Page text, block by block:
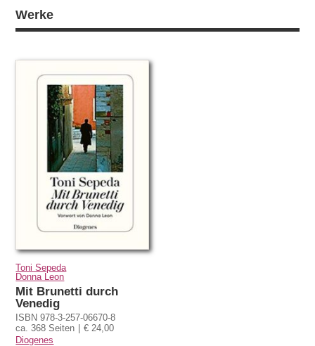
Werke
Toni Sepeda
Donna Leon
Mit Brunetti durch
Venedig
ISBN 978-3-257-06670-8
ca. 368 Seiten
€ 24,00
Diogenes